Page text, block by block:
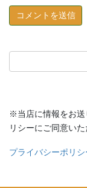
※当店に情報をお送
リシーにご同意い
プライバシーポリ